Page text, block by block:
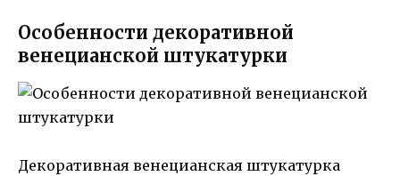
Особенности декоративной
венецианской штукатурки
Декоративная венецианская штукатурка